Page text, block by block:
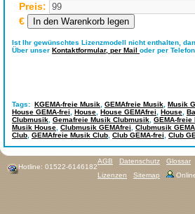
Preis:
€
Ist Ihr gewünschtes Lizenzmodell nicht enthalten,
Über unser Kontaktformular, per Mail oder per
Tags: KGEMA-freie Musik GEMAfreie Musik Musik
House GEMA-frei
House House GEMAfrei House
Clubmusik Gemafreie Musik Clubmusik GEMA-freie
Musik House Clubmusik GEMAfrei Clubmusik
Club GEMAfreie Musik Club Club GEMA-frei Club
Hotline: 01522-6146182
AGB Datenschutz Glossar
Lizenzen
Sitemap